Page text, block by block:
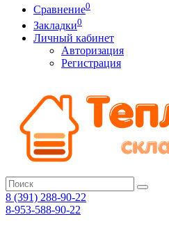
Сравнение0
Закладки0
Личный кабинет
Авторизация
Регистрация
8 (391) 288-90-22
8-953-588-90-22